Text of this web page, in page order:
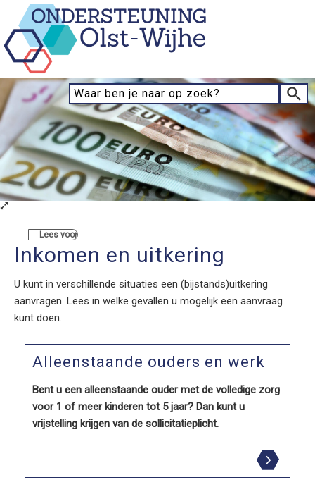
Lees voor
Inkomen en uitkering
U kunt in verschillende situaties een (bijstands)uitkering
aanvragen. Lees in welke gevallen u mogelijk een aanvraag
kunt doen.
Alleenstaande ouders en werk
Bent u een alleenstaande ouder met de volledige zorg
voor 1 of meer kinderen tot 5 jaar? Dan kunt u
vrijstelling krijgen van de sollicitatieplicht.